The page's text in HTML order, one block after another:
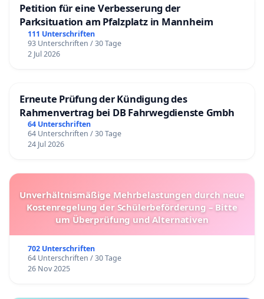
Petition für eine Verbesserung der
Parksituation am Pfalzplatz in Mannheim
111 Unterschriften
93 Unterschriften / 30 Tage
2 Jul 2026
Erneute Prüfung der Kündigung des
Rahmenvertrag bei DB Fahrwegdienste Gmbh
64 Unterschriften
64 Unterschriften / 30 Tage
24 Jul 2026
Unverhältnismäßige Mehrbelastungen durch neue
Kostenregelung der Schülerbeförderung – Bitte
um Überprüfung und Alternativen
702 Unterschriften
64 Unterschriften / 30 Tage
26 Nov 2025